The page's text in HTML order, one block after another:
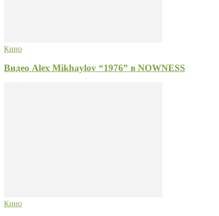
Кино
Видео Alex Mikhaylov “1976” в NOWNESS
Кино